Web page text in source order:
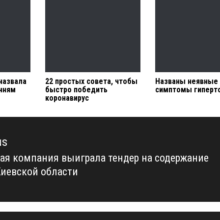
22 простых совета, чтобы
быстро победить
коронавирус
Названы неявные
симптомы
компания выиграла тендер на содержание
области